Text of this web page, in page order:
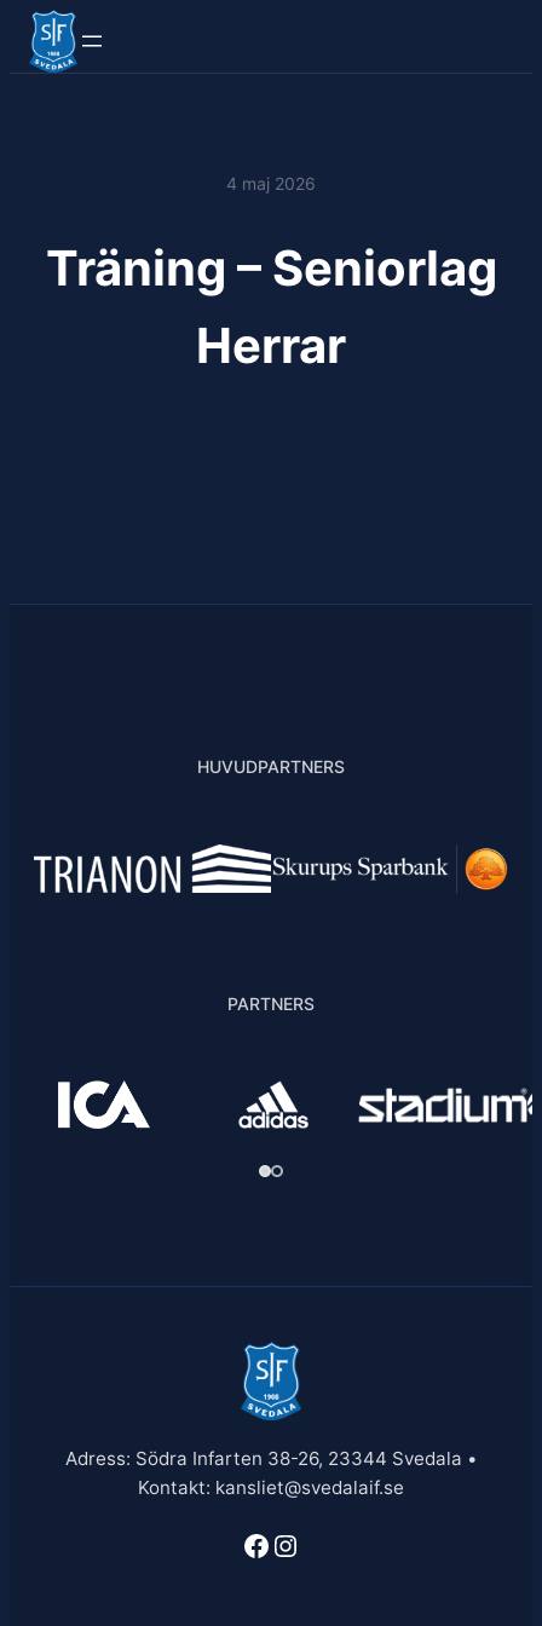
4 maj 2026
Träning – Seniorlag
Herrar
HUVUDPARTNERS
PARTNERS
Adress: Södra Infarten 38-26, 23344 Svedala •
Kontakt: kansliet@svedalaif.se
Facebook
Instagram